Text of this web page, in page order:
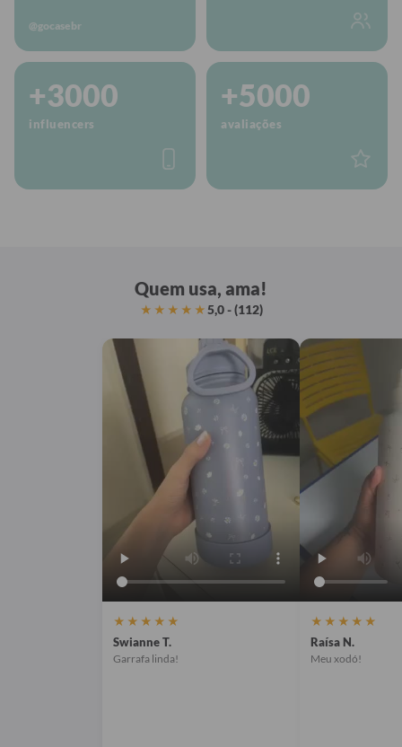
@gocasebr
+3000
influencers
+5000
avaliações
Quem usa, ama!
★★★★★5,0 - (112)
★★★★★
Swianne T.
Garrafa linda!
★★★★★
Raísa N.
Meu xodó!